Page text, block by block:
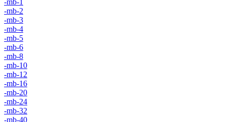
-mb-2
-mb-3
-mb-4
-mb-5
-mb-6
-mb-8
-mb-10
-mb-12
-mb-16
-mb-20
-mb-24
-mb-32
-mb-40